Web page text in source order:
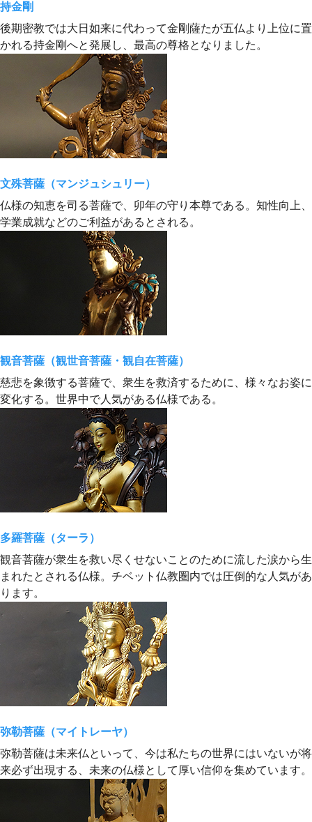
持金剛
後期密教では大日如来に代わって金剛薩たが五仏より上位に置
かれる持金剛へと発展し、最高の尊格となりました。
文殊菩薩（マンジュシュリー）
仏様の知恵を司る菩薩で、卯年の守り本尊である。知性向上、
学業成就などのご利益があるとされる。
観音菩薩（観世音菩薩・観自在菩薩）
慈悲を象徴する菩薩で、衆生を救済するために、様々なお姿に
変化する。世界中で人気がある仏様である。
多羅菩薩（ターラ）
観音菩薩が衆生を救い尽くせないことのために流した涙から生
まれたとされる仏様。チベット仏教圏内では圧倒的な人気があ
ります。
弥勒菩薩（マイトレーヤ）
弥勒菩薩は未来仏といって、今は私たちの世界にはいないが将
来必ず出現する、未来の仏様として厚い信仰を集めています。